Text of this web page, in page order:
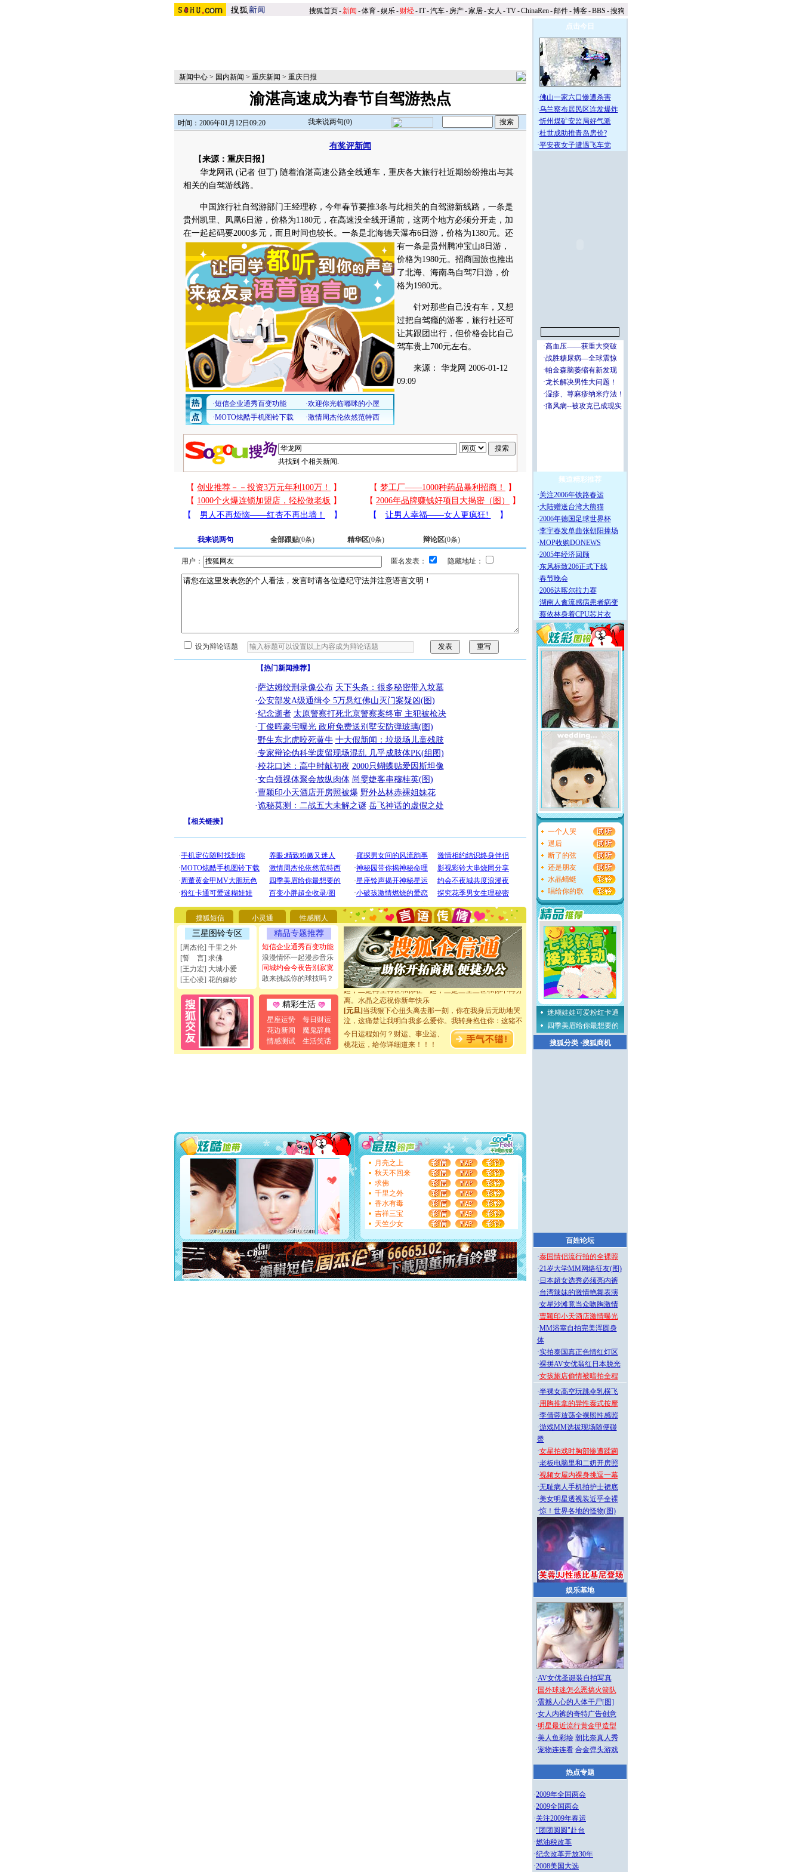
搜狐首页-新闻 -体育-娱乐- 财经-IT-汽车- 房产-家居-女人 -TV-ChinaRen-邮件-博客-BBS -搜狗
新闻中心 > 国内新闻 > 重庆新闻 > 重庆日报
渝湛高速成为春节自驾游热点
时间：2006年01月12日09:20 我来说两句(0)
有奖评新闻
【来源：重庆日报】
华龙网讯 (记者 但丁) 随着渝湛高速公路全线通车，重庆各大旅行社近期纷纷推出与其
相关的自驾游线路。
中国旅行社自驾游部门王经理称，今年春节要推3条与此相关的自驾游新线路，一条是
贵州凯里、凤凰6日游，价格为1180元，在高速没全线开通前，这两个地方必须分开走，加
在一起起码要2000多元，而且时间也较长。 一条是北海德天瀑布6日游，价格为1380元。还
有一条是贵州腾冲宝山8日游，
价格为1980元。招商国旅也推出
了北海、海南岛自驾7日游，价
格为1980元。
针对那些自己没有车，又想
过把自驾瘾的游客，旅行社还可
让其跟团出行，但价格会比自己
驾车贵上700元左右。
来源： 华龙网 2006-01-12
09:09
共找到 个相关新闻.
我来说两句 全部跟贴(0条) 精华区(0条) 辩论区(0条)
用户： 匿名发表： 隐藏地址：
设为辩论话题
【热门新闻推荐】
·萨达姆绞刑录像公布 天下头条：很多秘密带入坟墓
·公安部发A级通缉令 5万悬红佛山灭门案疑凶(图)
·纪念逝者 太原警察打死北京警察案终审 主犯被枪决
·丁俊晖豪宅曝光 政府免费送别墅安防弹玻璃(图)
·野生东北虎咬死黄牛 十大假新闻：垃圾场儿童残肢
·专家辩论伪科学废留现场混乱 几乎成肢体PK(组图)
·校花口述：高中时献初夜 2000只蝴蝶贴爱因斯坦像
·女白领祼体聚会放纵肉体 尚雯婕客串穆桂英(图)
·曹颖印小天酒店开房照被爆 野外丛林赤裸姐妹花
·诡秘莫测：二战五大未解之谜 岳飞神话的虚假之处
【相关链接】
搜狐短信 小灵通 性感丽人
三星图铃专区
[周杰伦] 千里之外
[誓 言] 求佛
[王力宏] 大城小爱
[王心凌] 花的嫁纱
精品专题推荐
短信企业通秀百变功能
浪漫情怀一起漫步音乐
同城约会今夜告别寂寞
敢来挑战你的球技吗？
精彩生活
星座运势
每日财运
花边新闻
魔鬼辞典
情感测试
生活笑话
[圣诞节]圣诞节到了，想想没什么送给你的，又不打算给
你太多，只有给你五千万：千万快乐！千万要健康！千万
要平安！千万要知足！千万不要忘记我！
[圣诞节]不只这样的日子才会想起你,而是这样的日子才
天都要快乐噢!
[圣诞节]奉上一颗祝福的心,在这个特别的日子里,愿幸福,
如意,快乐,鲜花,一切美好的祝愿与你同在.圣诞快乐!
[元旦]看到你我会触电；看不到你我要充电；没有你我会
断电。爱你是我职业，想你是我事业，抱你是我特长，吻
你是我专业！水晶之恋祝你新年快乐
[元旦]如果上天让我许三个愿望，一是今生今世和你在一
起；二是再生再世和你在一起；三是三生三世和你不再分
离。水晶之恋祝你新年快乐
[元旦] 当我狠下心扭头离去那一刻，你在我身后无助地哭
泣，这痛楚让我明白我多么爱你。我转身抱住你：这猪不
卖了。水晶之恋祝你新年快乐。
[春节]风柔雨润好月圆，半岛铁盒伴身边，每日尽显开心
颜！冬去春来似水如烟，劳碌人生需尽欢！听一曲轻歌，
道一声平安！新年吉祥万事如愿
能正大光明地骚扰你,告诉你,圣诞要快乐!新年要快乐!天
天都要快乐噢!
[圣诞节]
奉上一颗祝福的心,在这个特别的日子里,愿幸福,
如意,快乐,鲜花,一切美好的祝愿与你同在.圣诞快乐!
[元旦]
看到你我会触电；看不到你我要充电；没有你我会
断电。爱你是我职业，想你是我事业，抱你是我特长，吻
你是我专业！水晶之恋祝你新年快乐
[元旦]
如果上天让我许三个愿望，一是今生今世和你在一
起；二是再生再世和你在一起；三是三生三世和你不再分
离。水晶之恋祝你新年快乐
[元旦]当我狠下心扭头离去那一刻，你在我身后无助地哭
泣，这痛楚让我明白我多么爱你。我转身抱住你：这猪不
卖了。水晶之恋祝你新年快乐。
[春节]风柔雨润好月圆，半岛铁盒伴身边，每日尽显开心
颜！冬去春来似水如烟，劳碌人生需尽欢！听一曲轻歌，
今日运程如何？财运、事业运、
桃花运，给你详细道来！！！
月亮之上
秋天不回来
求佛
千里之外
香水有毒
吉祥三宝
天竺少女
点击今日
·佛山一家六口惨遭杀害
·乌兰察布居民区连发爆炸
·忻州煤矿安监局好气派
·杜世成助推青岛房价?
·平安夜女子遭遇飞车党
频道精彩推荐
·关注2006年铁路春运
·大陆赠送台湾大熊猫
·2006年德国足球世界杯
·李宇春发单曲张朝阳捧场
·MOP收购DONEWS
·2005年经济回顾
·东风标致206正式下线
·春节晚会
·2006达喀尔拉力赛
·湖南人禽流感病患者病变
·蔡依林身着CPU芯片衣
一个人哭
退后
断了的弦
还是朋友
水晶蜻蜓
唱给你的歌
迷糊娃娃可爱粉红卡通
四季美眉给你最想要的
搜狐分类·搜狐商机
百姓论坛
·泰国情侣流行拍的全裸照
·21岁大学MM网络征友(图)
· 日本超女选秀必须亮内裤
·台湾辣妹的激情艳舞表演
·女星沙滩竟当众吻胸激情
·曹颖印小天酒店激情曝光
·MM浴室自拍完美浑圆身
体
·实拍泰国真正色情红灯区
·裸拼AV女优翁红日本脱光
·女孩旅店偷情被暗拍全程
·半裸女高空玩跳伞乳横飞
·用胸推拿的异性泰式按摩
·李倩蓉放荡全裸照性感照
·游戏MM选拔现场随便碰
臀
·女星拍戏时胸部惨遭蹂躏
·老板电脑里和二奶开房照
·视频女屋内裸身挑逗一幕
·无耻病人手机拍护士裙底
·美女明星透视装近乎全裸
·惊！世界各地的怪物(图)
娱乐基地
·AV女优圣诞装自拍写真
· 国外球迷怎么恶搞火箭队
·震撼人心的人体干尸[图]
·女人内裤的奇特广告创意
·明星最近流行黄金甲造型
·美人鱼彩绘 朝比奈真人秀
·宠物连连看 合金弹头游戏
热点专题
·2009年全国两会
·2009全国两会
·关注2009年春运
·"团团圆圆"赴台
·燃油税改革
·纪念改革开放30年
·2008美国大选